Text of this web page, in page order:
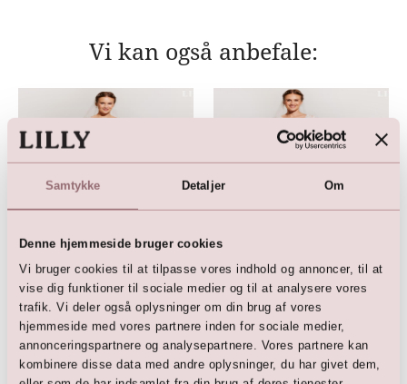
Samtykke Detaljer Om
Denne hjemmeside bruger cookies
Vi bruger cookies til at tilpasse vores indhold og annoncer, til at
vise dig funktioner til sociale medier og til at analysere vores
trafik. Vi deler også oplysninger om din brug af vores
hjemmeside med vores partnere inden for sociale medier,
annonceringspartnere og analysepartnere. Vores partnere kan
kombinere disse data med andre oplysninger, du har givet dem,
Vi kan også anbefale:
LILLY Brudekjole
9.999,00 DKK
14.999,00 DKK
LILLY Brudekjole
11.500,00 DKK
14.999,00 DKK